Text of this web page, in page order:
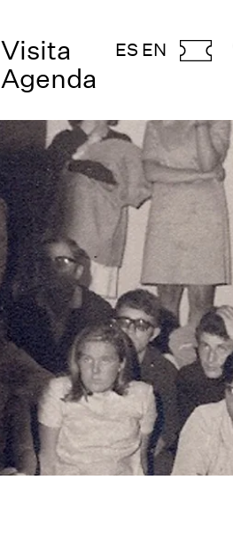
Visita
Agenda
ES EN